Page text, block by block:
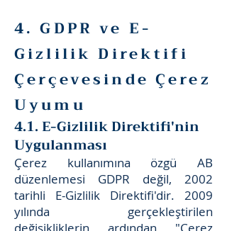
4. GDPR ve E-
Gizlilik Direktifi
Çerçevesinde Çerez
Uyumu
4.1. E-Gizlilik Direktifi'nin
Uygulanması
Çerez kullanımına özgü AB
düzenlemesi GDPR değil, 2002
tarihli E-Gizlilik Direktifi'dir. 2009
yılında gerçekleştirilen